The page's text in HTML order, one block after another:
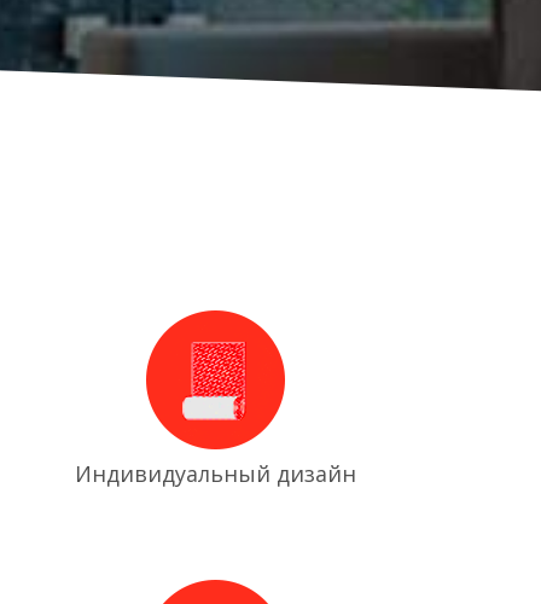
Индивидуальный дизайн